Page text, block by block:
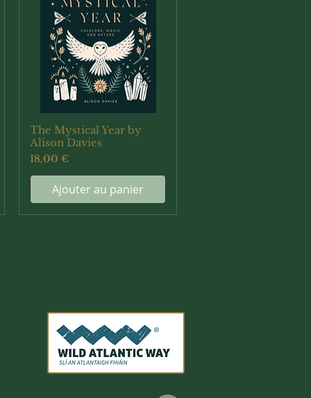
Aperçu rapide
The Mystical Year by
Alison Davies
Prix
18,00 €
Ajouter au panier